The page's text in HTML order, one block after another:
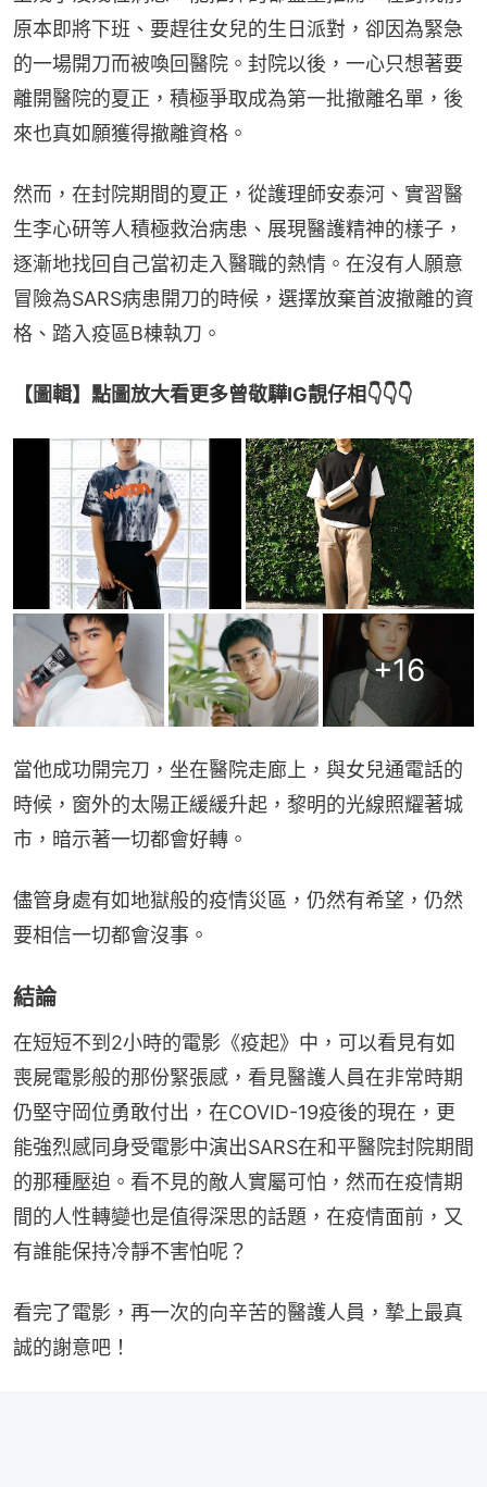
原本即將下班、要趕往女兒的生日派對，卻因為緊急
的一場開刀而被喚回醫院。封院以後，一心只想著要
離開醫院的夏正，積極爭取成為第一批撤離名單，後
來也真如願獲得撤離資格。
然而，在封院期間的夏正，從護理師安泰河、實習醫
生李心研等人積極救治病患、展現醫護精神的樣子，
逐漸地找回自己當初走入醫職的熱情。在沒有人願意
冒險為SARS病患開刀的時候，選擇放棄首波撤離的資
格、踏入疫區B棟執刀。
【圖輯】點圖放大看更多曾敬驊IG靚仔相👇👇👇
+16
當他成功開完刀，坐在醫院走廊上，與女兒通電話的
時候，窗外的太陽正緩緩升起，黎明的光線照耀著城
市，暗示著一切都會好轉。
儘管身處有如地獄般的疫情災區，仍然有希望，仍然
要相信一切都會沒事。
結論
在短短不到2小時的電影《疫起》中，可以看見有如
喪屍電影般的那份緊張感，看見醫護人員在非常時期
仍堅守岡位勇敢付出，在COVID-19疫後的現在，更
能強烈感同身受電影中演出SARS在和平醫院封院期間
的那種壓迫。看不見的敵人實屬可怕，然而在疫情期
間的人性轉變也是值得深思的話題，在疫情面前，又
有誰能保持冷靜不害怕呢？
看完了電影，再一次的向辛苦的醫護人員，摯上最真
誠的謝意吧！